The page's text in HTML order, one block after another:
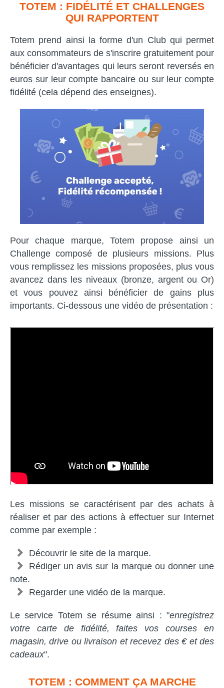
TOTEM : FIDÉLITÉ ET CHALLENGES
QUI RAPPORTENT
Totem prend ainsi la forme d'un Club qui permet
aux consommateurs de s'inscrire gratuitement pour
bénéficier d'avantages qui leurs seront reversés en
euros sur leur compte bancaire ou sur leur compte
fidélité (cela dépend des enseignes).
Pour chaque marque, Totem propose ainsi un
Challenge composé de plusieurs missions. Plus
vous remplissez les missions proposées, plus vous
avancez dans les niveaux (bronze, argent ou Or)
et vous pouvez ainsi bénéficier de gains plus
importants. Ci-dessous une vidéo de présentation :
Les missions se caractérisent par des achats à
réaliser et par des actions à effectuer sur Internet
comme par exemple :
Découvrir le site de la marque.
Rédiger un avis sur la marque ou donner une
note.
Regarder une vidéo de la marque.
Le service Totem se résume ainsi : "enregistrez
votre carte de fidélité, faites vos courses en
magasin, drive ou livraison et recevez des € et des
cadeaux".
TOTEM : COMMENT ÇA MARCHE